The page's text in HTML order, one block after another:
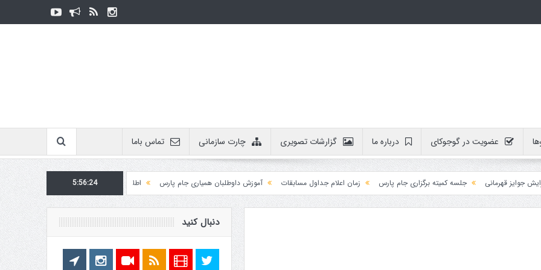
عضویت در گوجوکای درباره ما گزارشات تصویری چارت سازمانی تماس باما
قهرمانی جلسه کمیته برگزاری جام پارس زمان اعلام جداول مسابقات آموزش داوطلبان همیاری جام پارس
اطلاعیه روابط عمومی در مورد برگزاری مسابقات
5:56:24
دنبال کنید